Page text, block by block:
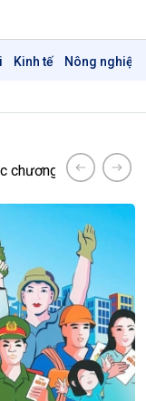
Kinh tế Nông nghiệp
chương trình đặc biệt